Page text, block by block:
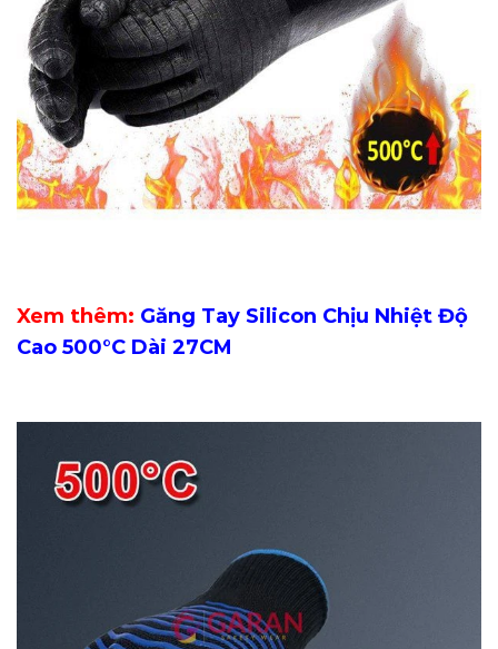
Xem thêm: Găng Tay Silicon Chịu Nhiệt Độ
Cao 500°C Dài 27CM